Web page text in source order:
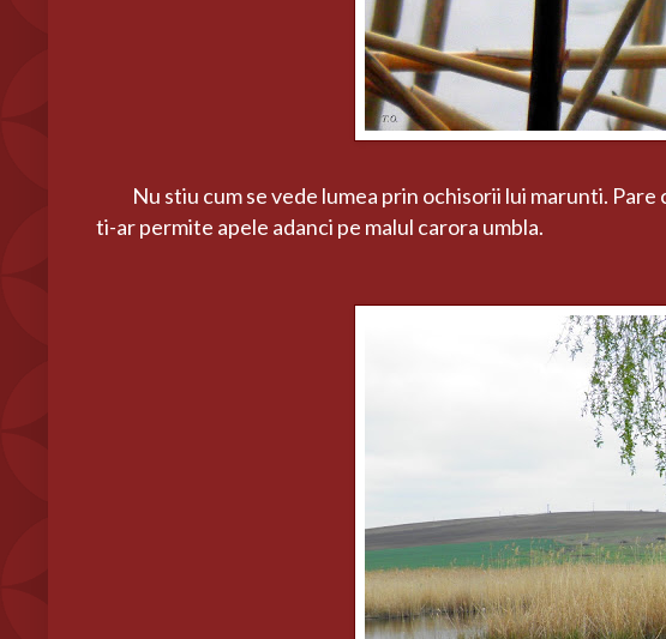
Nu stiu cum se vede lumea prin ochisorii lui marunti. Pare
ti-ar permite apele adanci pe malul carora umbla.